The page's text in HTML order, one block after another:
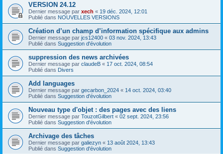
VERSION 24.12
Dernier message par xech « 19 déc. 2024, 12:01
Publié dans NOUVELLES VERSIONS
Création d’un champ d’information spécifique aux admins
Dernier message par jcs12400 « 03 nov. 2024, 13:43
Publié dans Suggestion d'évolution
suppression des news archivées
Dernier message par claudeB « 17 oct. 2024, 08:54
Publié dans Divers
Add languages
Dernier message par gecarbon_2024 « 14 oct. 2024, 03:40
Publié dans Suggestion d'évolution
Nouveau type d'objet : des pages avec des liens
Dernier message par TouzotGilbert « 02 sept. 2024, 23:56
Publié dans Suggestion d'évolution
Archivage des tâches
Dernier message par galiezyn « 13 août 2024, 13:43
Publié dans Suggestion d'évolution